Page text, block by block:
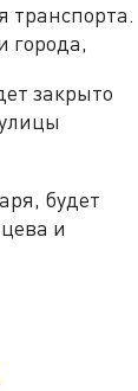
транспорта.
города,
закрыто
будет
и